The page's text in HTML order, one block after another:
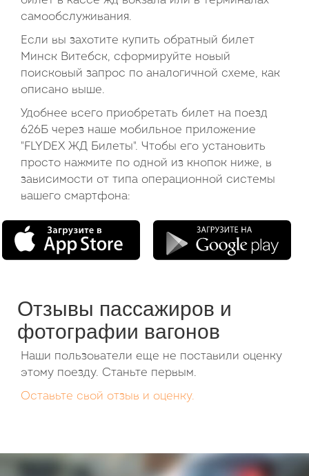
самообслуживания.
Если вы захотите купить обратный билет
Минск Витебск, сформируйте новый
поисковый запрос по аналогичной схеме, как
описано выше.
Удобнее всего приобретать билет на поезд
626Б через наше мобильное приложение
"FLYDEX ЖД Билеты". Чтобы его установить
просто нажмите по одной из кнопок ниже, в
зависимости от типа операционной системы
вашего смартфона:
Отзывы пассажиров и
фотографии вагонов
Наши пользователи еще не поставили оценку
этому поезду. Станьте первым.
Оставьте свой отзыв и оценку.